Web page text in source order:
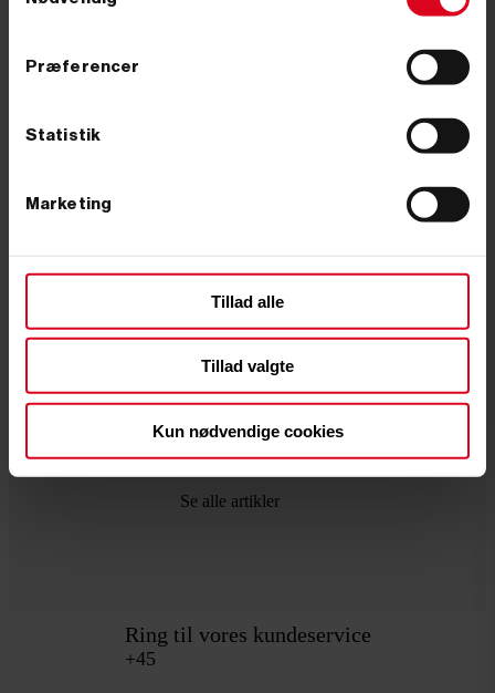
Præferencer
Statistik
Marketing
Tillad alle
Tillad valgte
Kun nødvendige cookies
Komprimering af bærelag:
derfor synker belægningen,
5. august 2026
skyldes næsten altid bærelaget,
lagtykkelserne, antallet af...
Ukrudtsbekæmpelse på
arealer: sådan vælger du
5. august 2026
flader. De tre kemifri metoder
holdt op mod hinanden, hvad hver
af dem er dårlig...
Se alle artikler
Ring til vores kundeservice
+45